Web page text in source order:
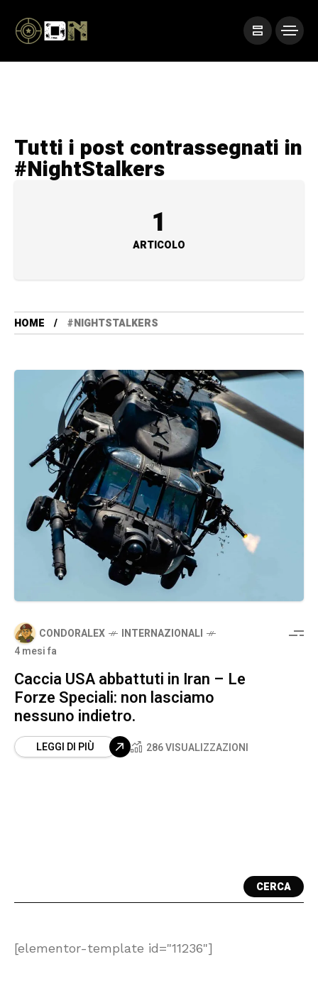
Tutti i post contrassegnati in
#NightStalkers
1
ARTICOLO
HOME #NIGHTSTALKERS
CONDORALEX
INTERNAZIONALI
4 mesi fa
Caccia USA abbattuti in Iran – Le
Forze Speciali: non lasciamo
nessuno indietro.
LEGGI DI PIÙ 286 VISUALIZZAZIONI
CERCA
[elementor-template id="11236"]